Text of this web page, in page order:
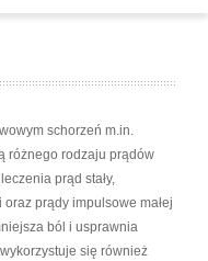
schorzeń m.in.
różnego rodzaju prądów
prąd stały,
prądy impulsowe małej
ból i usprawnia
się również